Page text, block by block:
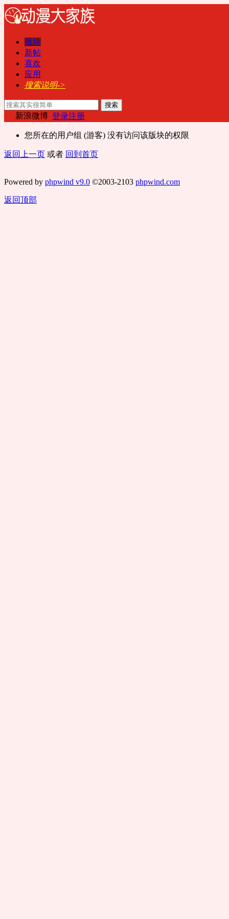
版块
新帖
喜欢
应用
搜索说明->
搜索
新浪微博 登录注册
您所在的用户组 (游客) 没有访问该版块的权限
返回上一页 或者 回到首页
Powered by phpwind v9.0 ©2003-2103 phpwind.com
返回顶部